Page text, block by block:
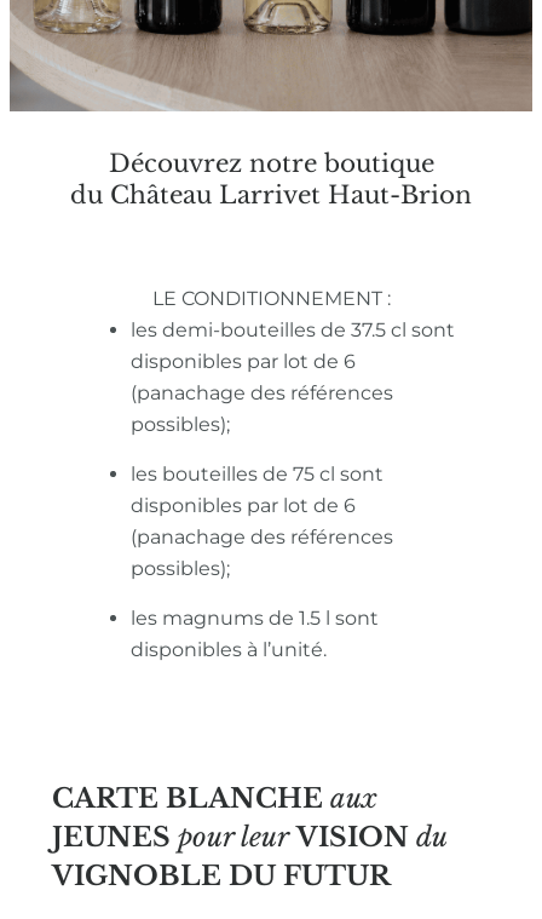
Découvrez notre boutique
du Château Larrivet Haut-Brion
LE CONDITIONNEMENT :
les demi-bouteilles de 37.5 cl sont
disponibles par lot de 6
(panachage des références
possibles);
les bouteilles de 75 cl sont
disponibles par lot de 6
(panachage des références
possibles);
les magnums de 1.5 l sont
disponibles à l’unité.
CARTE BLANCHE aux
JEUNES pour leur VISION du
VIGNOBLE DU FUTUR